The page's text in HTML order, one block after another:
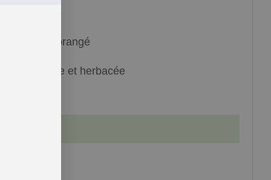
clair à orangé
florale et herbacée